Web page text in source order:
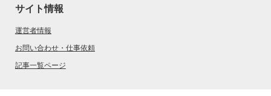
サイト情報
運営者情報
お問い合わせ・仕事依頼
記事一覧ページ